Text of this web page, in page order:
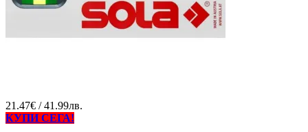
21.47€ / 41.99лв.
КУПИ СЕГА!